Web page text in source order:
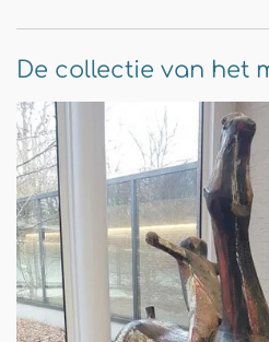
De collectie van het